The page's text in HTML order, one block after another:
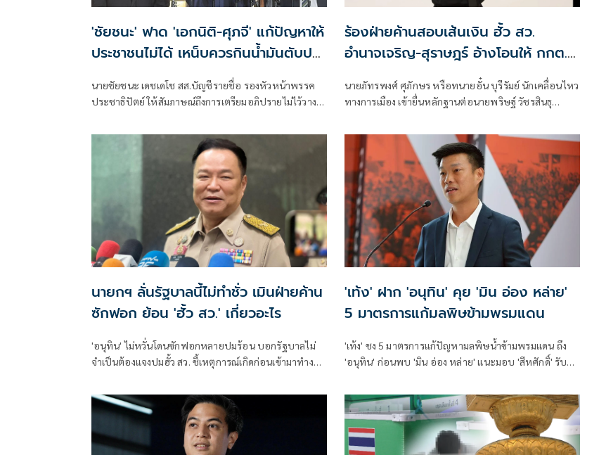
'ชัยชนะ' ฟาด 'เอกนิติ-ศุภจี' แก้ปัญหาให้
ประชาชนไม่ได้ เหน็บควรกินน้ำมันตับปลา
นายชัยชนะ เดชเดโช สส.บัญชีรายชื่อ รองหัวหน้าพรรค
ประชาธิปัตย์ ให้สัมภาษณ์ถึงการเตรียมอภิปรายไม่ไว้วางใจ
เมื่อไหร่ที่ฝ่ายค้านมีมติว่ายื่นอภิปรายไม่ไว้วางใจ พรรคร่วม
ฝ่ายค้านก็จะนำเรื่องกลับหารือแต่ละพรรค ยืนยันว่ามี
ความพร้อมอยู่แล้ว ซึ่งต้องดูไทม์ไลน์ว่าพรรคประชาชน
กำหนดช่วงไหน เพราะเมื่อเปิดสภามา
ร้องฝ่ายค้านสอบเส้นเงิน ฮั้ว สว.
อำนาจเจริญ-สุราษฎร์ อ้างโอนให้ กกต.
นายภัทรพงศ์ ศุภักษร หรือทนายอั๋น บุรีรัมย์ นักเคลื่อนไหว
ทางการเมือง เข้ายื่นหลักฐานต่อนายพริษฐ์ วัชรสินธุ
ประธานคณะกรรมการประสานงานพรรคร่วมฝ่ายค้าน
(วิปฝ่ายค้าน)
นายกฯ ลั่นรัฐบาลนี้ไม่ทำชั่ว เมินฝ่ายค้าน
ซักฟอก ย้อน 'ฮั้ว สว.' เกี่ยวอะไร
'อนุทิน' ไม่หวั่นโดนซักฟอกหลายปมร้อน บอกรัฐบาลไม่
จำเป็นต้องแจงปมฮั้ว สว. ชี้เหตุการณ์เกิดก่อนเข้ามาทำงาน
องครักษ์พิทักษ์
'เท้ง' ฝาก 'อนุทิน' คุย 'มิน อ่อง หล่าย'
5 มาตรการแก้มลพิษข้ามพรมแดน
'เท้ง' ชง 5 มาตรการแก้ปัญหามลพิษน้ำข้ามพรมแดน ถึง
'อนุทิน' ก่อนพบ 'มิน อ่อง หล่าย' แนะมอบ 'สีหศักดิ์' รับผิด